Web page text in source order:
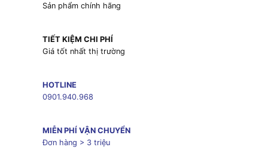
Sản phẩm chính hãng
TIẾT KIỆM CHI PHÍ
Giá tốt nhất thị trường
HOTLINE
0901.940.968
MIỄN PHÍ VẬN CHUYỂN
Đơn hàng > 3 triệu